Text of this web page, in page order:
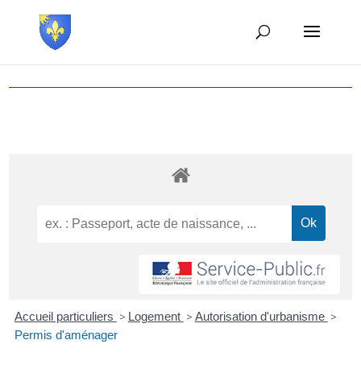
Accueil particuliers > Logement > Autorisation d'urbanisme >
Permis d'aménager